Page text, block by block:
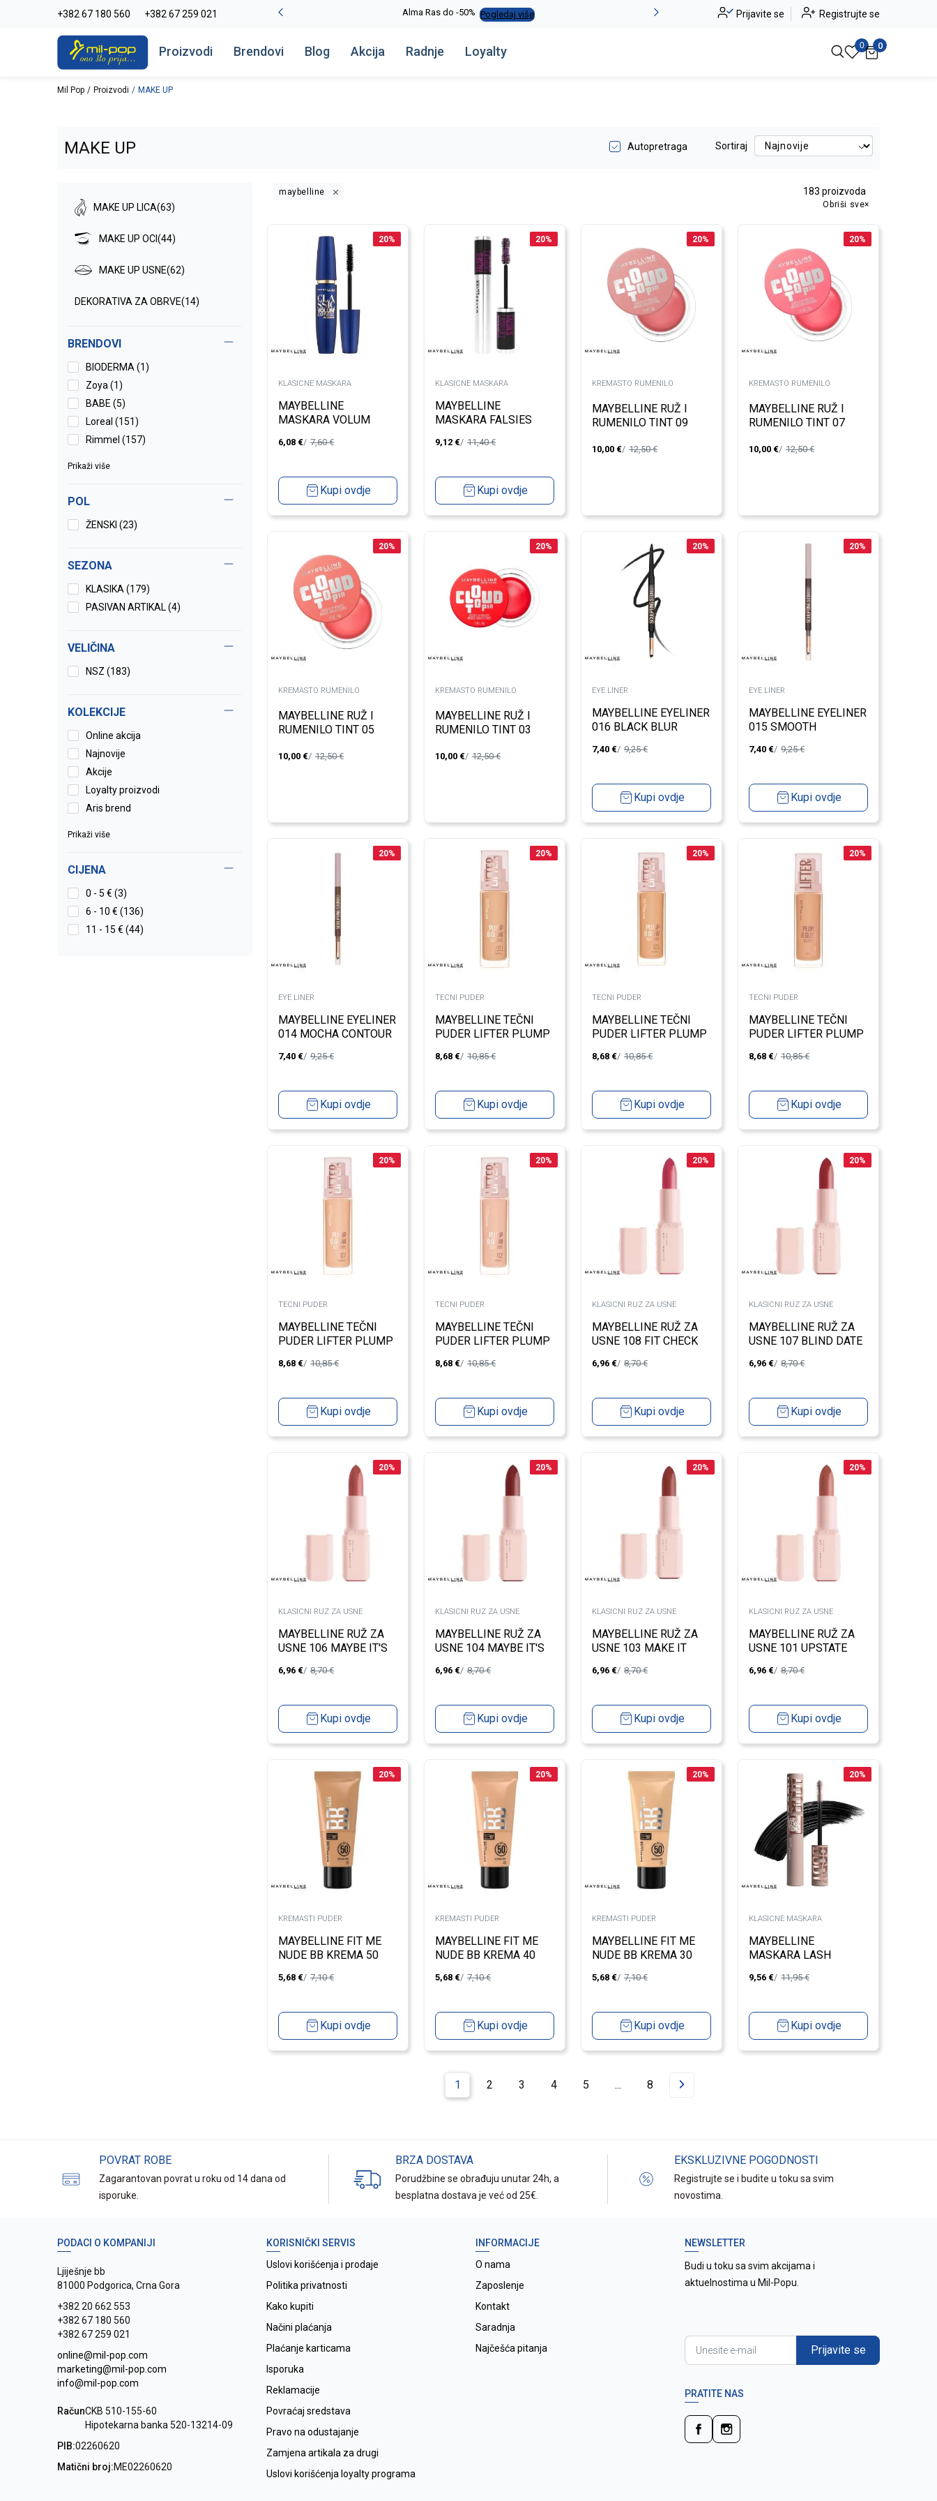
+382 67 180 560 +382 67 259 021
Alma Ras do -50% Pogledaj više Novo u ponudi - Jadea Pogledaj više Provjerite naše specijalne ponude i artikle na sniženju!
Prijavite se Registrujte se
Proizvodi Brendovi Blog Akcija Radnje Loyalty 0 0
Mil Pop Proizvodi MAKE UP
MAKE UP Autopretraga Sortiraj
MAKE UP LICA(63)
MAKE UP OCI(44)
MAKE UP USNE(62)
DEKORATIVA ZA OBRVE(14)
BRENDOVI
BIODERMA (1)
Zoya (1)
BABE (5)
Loreal (151)
Rimmel (157)
Prikaži više
POL
ŽENSKI (23)
SEZONA
KLASIKA (179)
PASIVAN ARTIKAL (4)
VELIČINA
NSZ (183)
KOLEKCIJE
Online akcija
Najnovije
Akcije
Loyalty proizvodi
Aris brend
Prikaži više
CIJENA
0 - 5 € (3)
6 - 10 € (136)
11 - 15 € (44)
maybelline 183 proizvoda
Obriši sve
20%
KLASICNE MASKARA
MAYBELLINE
MASKARA VOLUM
6,08 € 7,60€
Kupi ovdje
20%
KLASICNE MASKARA
MAYBELLINE
MASKARA FALSIES
BLACK
9,12 € 11,40€
Kupi ovdje
20%
KREMASTO RUMENILO
MAYBELLINE RUŽ I
RUMENILO TINT 09
10,00 € 12,50€
20%
KREMASTO RUMENILO
MAYBELLINE RUŽ I
RUMENILO TINT 07
10,00 € 12,50€
20%
KREMASTO RUMENILO
MAYBELLINE RUŽ I
RUMENILO TINT 05
10,00 € 12,50€
20%
KREMASTO RUMENILO
MAYBELLINE RUŽ I
RUMENILO TINT 03
10,00 € 12,50€
20%
EYE LINER
MAYBELLINE EYELINER
016 BLACK BLUR
7,40 € 9,25€
Kupi ovdje
20%
EYE LINER
MAYBELLINE EYELINER
015 SMOOTH
7,40 € 9,25€
Kupi ovdje
20%
EYE LINER
MAYBELLINE EYELINER
014 MOCHA CONTOUR
7,40 € 9,25€
Kupi ovdje
20%
TECNI PUDER
MAYBELLINE TEČNI
PUDER LIFTER PLUMP
8,68 € 10,85€
Kupi ovdje
20%
TECNI PUDER
MAYBELLINE TEČNI
PUDER LIFTER PLUMP
8,68 € 10,85€
Kupi ovdje
20%
TECNI PUDER
MAYBELLINE TEČNI
PUDER LIFTER PLUMP
8,68 € 10,85€
Kupi ovdje
20%
TECNI PUDER
MAYBELLINE TEČNI
PUDER LIFTER PLUMP
8,68 € 10,85€
Kupi ovdje
20%
TECNI PUDER
MAYBELLINE TEČNI
PUDER LIFTER PLUMP
8,68 € 10,85€
Kupi ovdje
20%
KLASICNI RUZ ZA USNE
MAYBELLINE RUŽ ZA
USNE 108 FIT CHECK
6,96 € 8,70€
Kupi ovdje
20%
KLASICNI RUZ ZA USNE
MAYBELLINE RUŽ ZA
USNE 107 BLIND DATE
6,96 € 8,70€
Kupi ovdje
20%
KLASICNI RUZ ZA USNE
MAYBELLINE RUŽ ZA
USNE 106 MAYBE IT'S
6,96 € 8,70€
Kupi ovdje
20%
KLASICNI RUZ ZA USNE
MAYBELLINE RUŽ ZA
USNE 104 MAYBE IT'S
6,96 € 8,70€
Kupi ovdje
20%
KLASICNI RUZ ZA USNE
MAYBELLINE RUŽ ZA
USNE 103 MAKE IT
6,96 € 8,70€
Kupi ovdje
20%
KLASICNI RUZ ZA USNE
MAYBELLINE RUŽ ZA
USNE 101 UPSTATE
6,96 € 8,70€
Kupi ovdje
20%
KREMASTI PUDER
MAYBELLINE FIT ME
NUDE BB KREMA 50
5,68 € 7,10€
Kupi ovdje
20%
KREMASTI PUDER
MAYBELLINE FIT ME
NUDE BB KREMA 40
5,68 € 7,10€
Kupi ovdje
20%
KREMASTI PUDER
MAYBELLINE FIT ME
NUDE BB KREMA 30
5,68 € 7,10€
Kupi ovdje
20%
KLASICNE MASKARA
MAYBELLINE
MASKARA LASH
9,56 € 11,95€
Kupi ovdje
1 2 3 4 5 ... 8
POVRAT ROBE
Zagarantovan povrat u roku od 14 dana od
isporuke.
BRZA DOSTAVA
Porudžbine se obrađuju unutar 24h, a
besplatna dostava je već od 25€.
EKSKLUZIVNE POGODNOSTI
Registrujte se i budite u toku sa svim
novostima.
PODACI O KOMPANIJI
Ljiješnje bb
81000 Podgorica, Crna Gora
+382 20 662 553
+382 67 180 560
+382 67 259 021
online@mil-pop.com
marketing@mil-pop.com
info@mil-pop.com
RačunCKB 510-155-60
Hipotekarna banka 520-13214-09
PIB:02260620
Matični broj:ME02260620
KORISNIČKI SERVIS
Uslovi korišćenja i prodaje
Politika privatnosti
Kako kupiti
Načini plaćanja
Plaćanje karticama
Isporuka
Reklamacije
Povraćaj sredstava
Pravo na odustajanje
Zamjena artikala za drugi
Uslovi korišćenja loyalty programa
INFORMACIJE
O nama
Zaposlenje
Kontakt
Saradnja
Najčešća pitanja
NEWSLETTER
Budi u toku sa svim akcijama i
aktuelnostima u Mil-Popu.
Prijavite se
PRATITE NAS